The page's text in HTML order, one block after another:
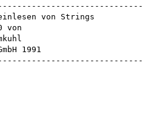
von Strings
von
1991